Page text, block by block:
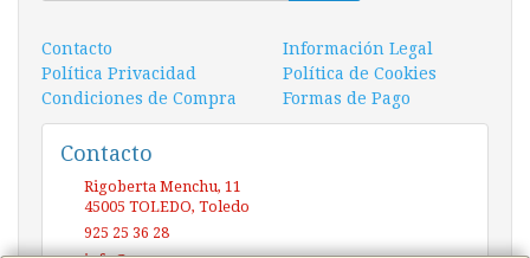
Contacto
Información Legal
Política Privacidad
Política de Cookies
Condiciones de Compra
Formas de Pago
Contacto
Rigoberta Menchu, 11
45005 TOLEDO, Toledo
925 25 36 28